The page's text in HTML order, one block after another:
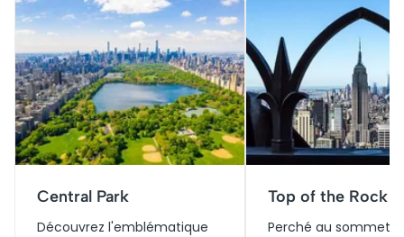
Central Park
Découvrez l'emblématique
Top of the Rock
Perché au sommet